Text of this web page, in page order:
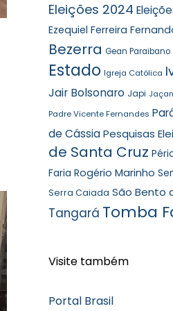
Eleições 2024
Ezequiel Ferreira
Bezerra Gean Paraibano
Estado Igreja Católica
Jair Bolsonaro Japi
Padre Vicente Fernandes
de Cássia Pesquisas
de Santa Cruz
Faria Rogério Marinho
Serra Caiada São Bento
Tangará Tomba
Visite também
Portal Brasil